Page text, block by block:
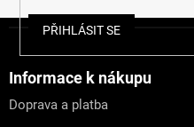
PŘIHLÁSIT SE
Informace k nákupu
Doprava a platba